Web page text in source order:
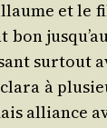
et le
sur­tout
à
alliance